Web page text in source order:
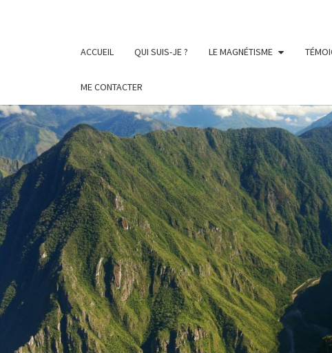
ACCUEIL QUI SUIS-JE ? LE MAGNÉTISME
ME CONTACTER